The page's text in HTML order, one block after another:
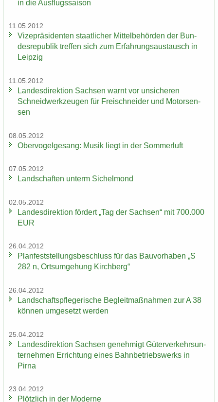
in die Aus­flugs­sai­son
11.05.2012
Vi­ze­prä­si­den­ten staat­li­cher Mit­tel­be­hör­den der Bun­
des­re­pu­blik tref­fen sich zum Er­fah­rungs­aus­tausch in
Leip­zig
11.05.2012
Lan­des­di­rek­ti­on Sach­sen warnt vor un­si­che­ren
Schneid­werk­zeu­gen für Frei­schnei­der und Mo­tor­sen­
sen
08.05.2012
Ober­vo­gel­ge­sang: Musik liegt in der Som­mer­luft
07.05.2012
Land­schaf­ten un­term Si­chel­mond
02.05.2012
Lan­des­di­rek­ti­on för­dert „Tag der Sach­sen“ mit 700.000
EUR
26.04.2012
Plan­fest­stel­lungs­be­schluss für das Bau­vor­ha­ben „S
282 n, Orts­um­ge­hung Kirch­berg“
26.04.2012
Land­schafts­pfle­ge­ri­sche Be­gleit­maß­nah­men zur A 38
kön­nen um­ge­setzt wer­den
25.04.2012
Lan­des­di­rek­ti­on Sach­sen ge­neh­migt Gü­ter­ver­kehrs­un­
ter­neh­men Er­rich­tung eines Bahn­be­triebs­werks in
Pirna
23.04.2012
Plötz­lich in der Mo­der­ne